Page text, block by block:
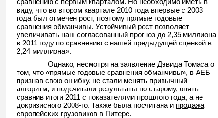
сравнению с первым кварталом. Но необходимо иметь в
виду, что во втором квартале 2010 года впервые с 2008
года был отмечен рост, поэтому прямые годовые
сравнения обманчивы. Устойчивый рост позволяет
увеличивать наш согласованный прогноз до 2,35 миллиона
в 2011 году по сравнению с нашей предыдущей оценкой в
2,24 миллиона».
Однако, несмотря на заявление Дэвида Томаса о
том, что «прямые годовые сравнения обманчивы», в АЕБ
признав свою ошибку, не стали менять привычный
алгоритм, и подсчитали результаты по старому, опять
сравнив итоги 2011 с показателями прошлого года, а не
докризисного 2008-го. Также была посчитана и продажа
европейских грузовиков в Питере.